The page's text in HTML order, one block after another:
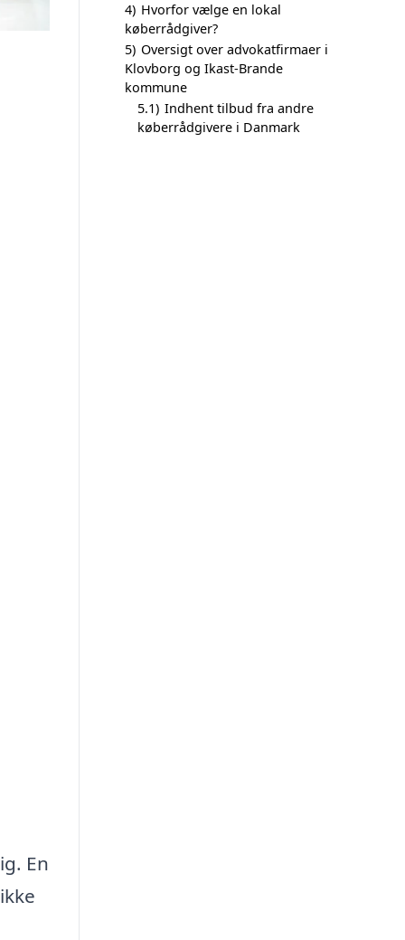
En
4) Hvorfor vælge en lokal
køberrådgiver?
5) Oversigt over advokatfirmaer i
Klovborg og Ikast-Brande
kommune
5.1) Indhent tilbud fra andre
køberrådgivere i Danmark